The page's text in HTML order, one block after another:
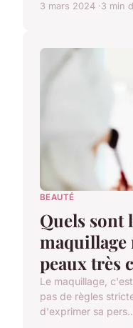
3 mars 2024 3 min
BEAUTÉ
Quels sont
maquillage
peaux très
Le maquillage,
pas de règles
d'exprimer sa